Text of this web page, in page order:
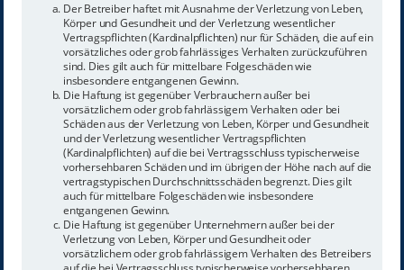
Der Betreiber haftet mit Ausnahme der Verletzung von Leben,
Körper und Gesundheit und der Verletzung wesentlicher
Vertragspflichten (Kardinalpflichten) nur für Schäden, die auf ein
vorsätzliches oder grob fahrlässiges Verhalten zurückzuführen
sind. Dies gilt auch für mittelbare Folgeschäden wie
insbesondere entgangenen Gewinn.
Die Haftung ist gegenüber Verbrauchern außer bei
vorsätzlichem oder grob fahrlässigem Verhalten oder bei
Schäden aus der Verletzung von Leben, Körper und Gesundheit
und der Verletzung wesentlicher Vertragspflichten
(Kardinalpflichten) auf die bei Vertragsschluss typischerweise
vorhersehbaren Schäden und im übrigen der Höhe nach auf die
vertragstypischen Durchschnittsschäden begrenzt. Dies gilt
auch für mittelbare Folgeschäden wie insbesondere
entgangenen Gewinn.
Die Haftung ist gegenüber Unternehmern außer bei der
Verletzung von Leben, Körper und Gesundheit oder
vorsätzlichem oder grob fahrlässigem Verhalten des Betreibers